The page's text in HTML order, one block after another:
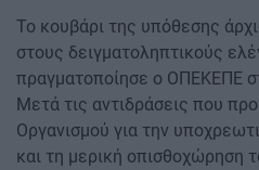
Το κουβάρι της υπόθεσης
στους δειγματοληπτικούς
πραγματοποίησε ο ΟΠΕΚΕΠΕ
Μετά τις αντιδράσεις που
Οργανισμού για την
και τη μερική οπισθοχώρηση